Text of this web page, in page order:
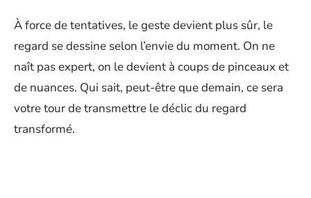
À force de tentatives, le geste devient plus sûr, le
regard se dessine selon l’envie du moment. On ne
naît pas expert, on le devient à coups de pinceaux et
de nuances. Qui sait, peut-être que demain, ce sera
votre tour de transmettre le déclic du regard
transformé.